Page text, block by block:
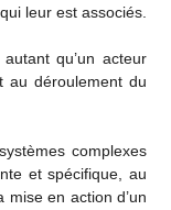
leur est associés.
qu’un acteur
au déroulement du
complexes
et spécifique, au
en action d’un